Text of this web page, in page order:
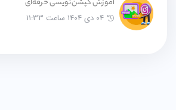
آموزش کپشن‌نویسی حرفه‌ای
04 دی 1404 ساعت 11:33